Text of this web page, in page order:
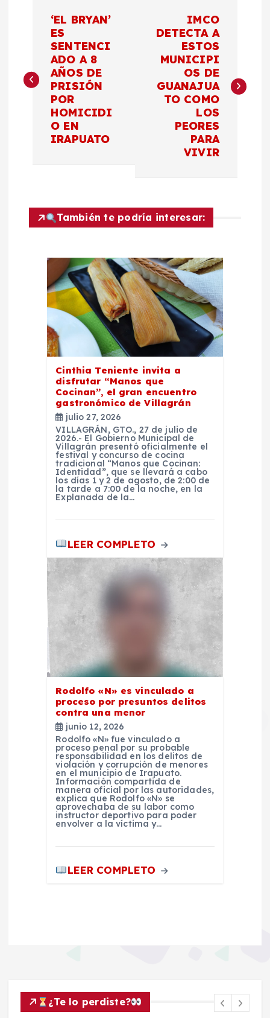
v
e
‘EL BRYAN’
ES
SENTENCI
ADO A 8
AÑOS DE
PRISIÓN
POR
HOMICIDI
O EN
IRAPUATO
IMCO
DETECTA A
ESTOS
MUNICIPI
OS DE
GUANAJUA
TO COMO
LOS
PEORES
PARA
VIVIR
También te podría interesar:
Cinthia Teniente invita a
disfrutar “Manos que
Cocinan”, el gran encuentro
gastronómico de Villagrán
julio 27, 2026
VILLAGRÁN, GTO., 27 de julio de
2026.- El Gobierno Municipal de
Villagrán presentó oficialmente el
festival y concurso de cocina
tradicional “Manos que Cocinan:
Identidad”, que se llevará a cabo
los días 1 y 2 de agosto, de 2:00 de
la tarde a 7:00 de la noche, en la
Explanada de la…
LEER COMPLETO
Rodolfo «N» es vinculado a
proceso por presuntos delitos
contra una menor
junio 12, 2026
Rodolfo «N» fue vinculado a
proceso penal por su probable
responsabilidad en los delitos de
violación y corrupción de menores
en el municipio de Irapuato.
Información compartida de
manera oficial por las autoridades,
explica que Rodolfo «N» se
aprovechaba de su labor como
instructor deportivo para poder
envolver a la víctima y…
LEER COMPLETO
¿Te lo perdiste?